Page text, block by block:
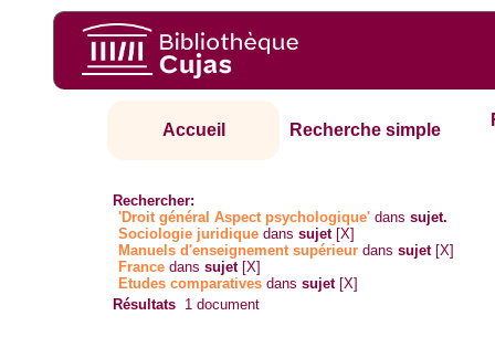
Accueil Recherche simple
Rechercher:
'Droit général Aspect psychologique' danssujet.
Sociologie juridique danssujet [X]
Manuels d'enseignement supérieur danssujet [X]
France danssujet [X]
Etudes comparatives danssujet [X]
Résultats 1 document